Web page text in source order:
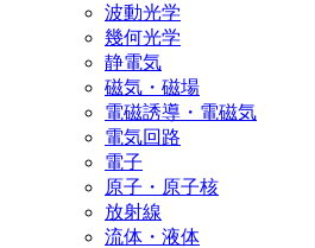
波動光学
幾何光学
静電気
磁気・磁場
電磁誘導・電磁気
電気回路
電子
原子・原子核
放射線
流体・液体